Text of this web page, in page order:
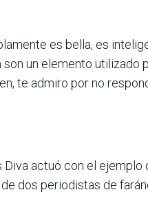
es bella, es
un elemento utilizado
te admiro por no
Diva actuó con el
dos periodistas de